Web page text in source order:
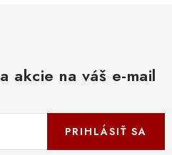
akcie na váš e-mail
PRIHLÁSIŤ SA